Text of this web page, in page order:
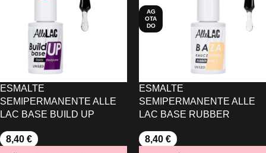
ESMALTE
SEMIPERMANENTE ALLE
LAC BASE BUILD UP
8,40 €
AG
OTA
DO
ESMALTE
SEMIPERMANENTE ALLE
LAC BASE RUBBER
8,40 €